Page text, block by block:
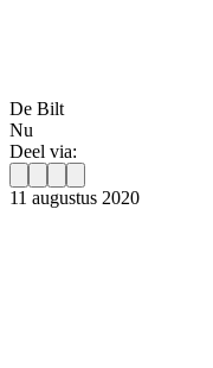
De Bilt
Nu
Deel via:
11 augustus 2020